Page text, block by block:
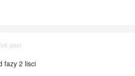
post
fazy 2 lisci